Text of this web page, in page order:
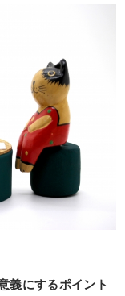
義にするポイント